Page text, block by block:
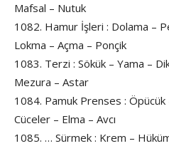
Mafsal – Nutuk
1082. Hamur İşleri : Dolama –
Lokma – Açma – Ponçik
1083. Terzi : Sökük – Yama –
Mezura – Astar
1084. Pamuk Prenses : Öpücük
Cüceler – Elma – Avcı
1085. … Sürmek : Krem –